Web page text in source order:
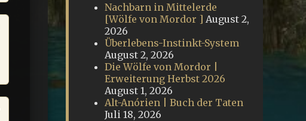
Nachbarn in Mittelerde
[Wölfe von Mordor ] August 2,
2026
Überlebens-Instinkt-System
August 2, 2026
Die Wölfe von Mordor |
Erweiterung Herbst 2026
August 1, 2026
Alt-Anórien | Buch der Taten
Juli 18, 2026